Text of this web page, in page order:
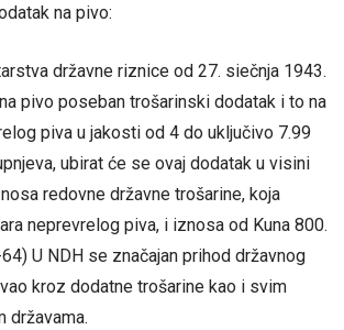
na pivo:
državne riznice od 27. siečnja 1943.
pivo poseban trošarinski dodatak i to na
piva u jakosti od 4 do uključivo 7.99
ubirat će se ovaj dodatak u visini
redovne državne trošarine, koja
neprevrelog piva, i iznosa od Kuna 800.
U NDH se značajan prihod državnog
kroz dodatne trošarine kao i svim
državama.